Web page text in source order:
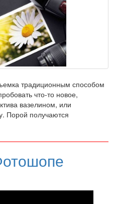
традиционным способом
что-то новое,
вазелином, или
Порой получаются